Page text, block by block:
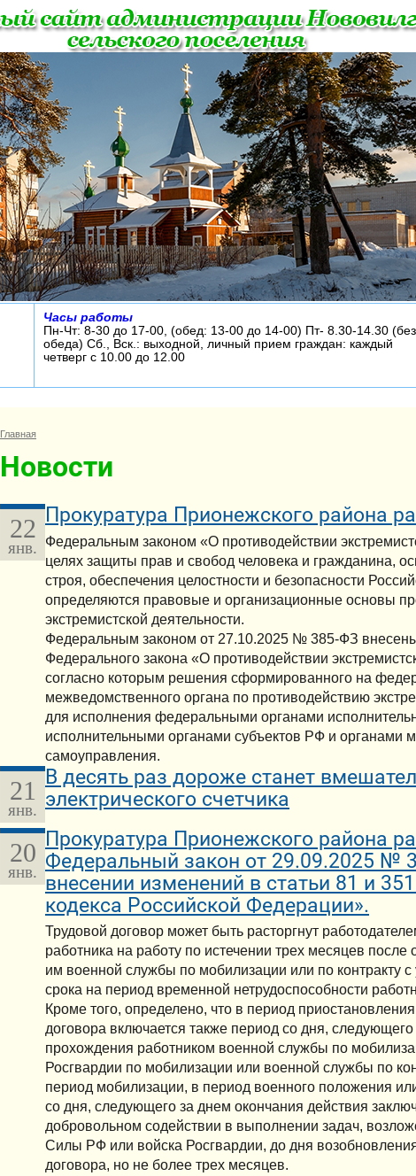
Часы работы
Пн-Чт: 8-30 до 17-00, (обед: 13-00 до 14-00) Пт- 8.30-14.30 (без
обеда) Сб., Вск.: выходной, личный прием граждан: каждый
четверг с 10.00 до 12.00
Главная
Новости
22
янв.
Прокуратура Прионежского района
Федеральным законом «О противодействии
целях защиты прав и свобод человека и гражданина,
строя, обеспечения целостности и безопасности
определяются правовые и организационные основы
экстремистской деятельности.
Федеральным законом от 27.10.2025 № 385-ФЗ
Федерального закона «О противодействии
согласно которым решения сформированного на
межведомственного органа по противодействию
для исполнения федеральными органами
исполнительными органами субъектов РФ и органами
самоуправления.
21
янв.
В десять раз дороже станет
электрического счетчика
20
янв.
Прокуратура Прионежского района
Федеральный закон от 29.09.2025 №
внесении изменений в статьи 81 и
кодекса Российской Федерации».
Трудовой договор может быть расторгнут
работника на работу по истечении трех месяцев
им военной службы по мобилизации или по контракту с
срока на период временной нетрудоспособности
Кроме того, определено, что в период
договора включается также период со дня,
прохождения работником военной службы по
Росгвардии по мобилизации или военной службы по
период мобилизации, в период военного положения
со дня, следующего за днем окончания действия
добровольном содействии в выполнении задач,
Силы РФ или войска Росгвардии, до дня
договора, но не более трех месяцев.